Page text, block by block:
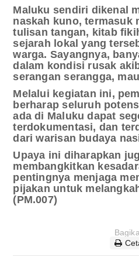
Maluku sendiri dikenal
naskah kuno, termasuk
tulisan tangan, kitab
sejarah lokal yang
warga. Sayangnya,
dalam kondisi rusak
serangan serangga,
Melalui kegiatan ini,
berharap seluruh
ada di Maluku dapat
terdokumentasi, dan
dari warisan budaya
Upaya ini diharapkan
membangkitkan
pentingnya menjaga
pijakan untuk
(PM.007)